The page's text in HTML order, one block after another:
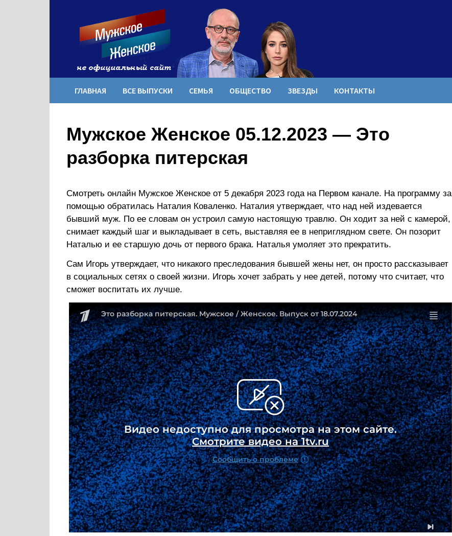
содержимому
ГЛАВНАЯ ВСЕ ВЫПУСКИ СЕМЬЯ ОБЩЕСТВО ЗВЕЗДЫ КОНТАКТЫ
Мужское Женское 05.12.2023 — Это
разборка питерская
Смотреть онлайн Мужское Женское от 5 декабря 2023 года на Первом канале. На программу за
помощью обратилась Наталия Коваленко. Наталия утверждает, что над ней издевается
бывший муж. По ее словам он устроил самую настоящую травлю. Он ходит за ней с камерой,
снимает каждый шаг и выкладывает в сеть, выставляя ее в неприглядном свете. Он позорит
Наталью и ее старшую дочь от первого брака. Наталья умоляет это прекратить.
Сам Игорь утверждает, что никакого преследования бывшей жены нет, он просто рассказывает
в социальных сетях о своей жизни. Игорь хочет забрать у нее детей, потому что считает, что
сможет воспитать их лучше.